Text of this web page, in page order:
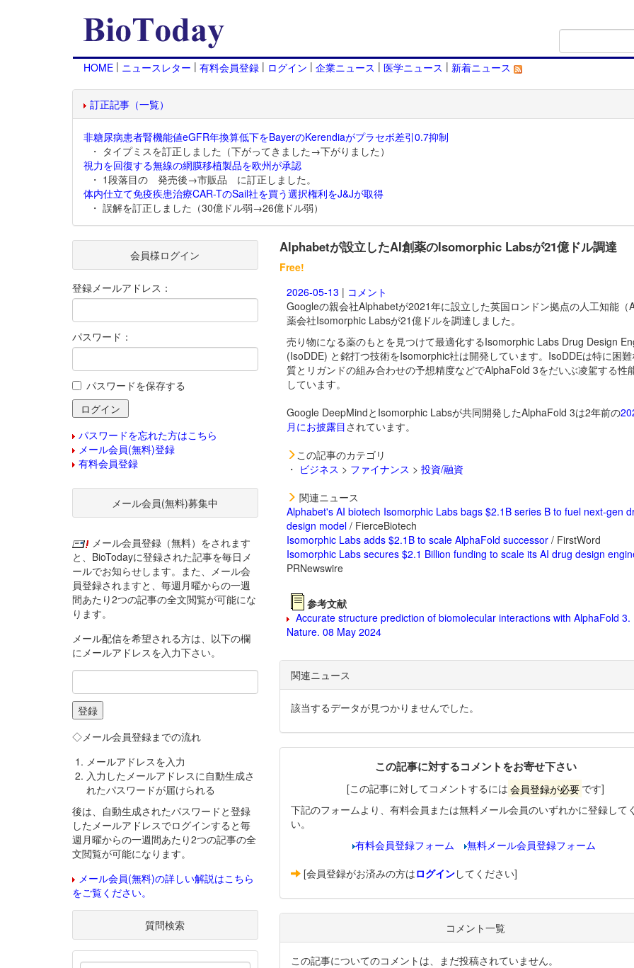
HOME | ニュースレター | 有料会員登録 | ログイン | 企業ニュース | 医学ニュース | 新着ニュース
訂正記事（一覧）
非糖尿病患者腎機能値eGFR年換算低下をBayerのKerendiaがプラセボ差引0.7抑制
・ タイプミスを訂正しました（下がってきました→下がりました）
視力を回復する無線の網膜移植製品を欧州が承認
・ 1段落目の 発売後→市販品 に訂正しました。
体内仕立て免疫疾患治療CAR-TのSail社を買う選択権利をJ&Jが取得
・ 誤解を訂正しました（30億ドル弱→26億ドル弱）
Alphabetが設立したAI創薬のIsomorphic Labsが21億ドル調達
Free!
2026-05-13 | コメント
Googleの親会社Alphabetが2021年に設立した英国ロンドン拠点の人工知能（
薬会社Isomorphic Labsが21億ドルを調達しました。
売り物になる薬のもとを見つけて最適化するIsomorphic Labs Drug Design
(IsoDDE) と銘打つ技術をIsomorphic社は開発しています。IsoDDEは特に困
質とリガンドの組み合わせの予想精度などでAlphaFold 3をだいぶ凌駕する性
しています。
Google DeepMindとIsomorphic Labsが共同開発したAlphaFold 3は2年前の
月にお披露目されています。
この記事のカテゴリ
・ ビジネス > ファイナンス > 投資/融資
関連ニュース
Alphabet's AI biotech Isomorphic Labs bags $2.1B series B to fuel next-gen
design model/ FierceBiotech
Isomorphic Labs adds $2.1B to scale AlphaFold successor/ FirstWord
Isomorphic Labs secures $2.1 Billion funding to scale its AI drug design
PRNewswire
参考文献
Accurate structure prediction of biomolecular interactions with AlphaFold 3.
Nature. 08 May 2024
関連ニュース
該当するデータが見つかりませんでした。
この記事に対するコメントをお寄せ下さい
[この記事に対してコメントするには 会員登録が必要 です]
下記のフォームより、有料会員または無料メール会員のいずれかに登録して
い。
有料会員登録フォーム
無料メール会員登録フォーム
[会員登録がお済みの方はログインしてください]
コメント一覧
この記事についてのコメントは、まだ投稿されていません。
会員様ログイン
登録メールアドレス：
パスワード：
パスワードを保存する
パスワードを忘れた方はこちら
メール会員(無料)登録
有料会員登録
メール会員(無料)募集中
メール会員登録（無料）をされます
と、BioTodayに登録された記事を毎日メ
ールでお知らせします。また、メール会
員登録されますと、毎週月曜からの一週
間あたり2つの記事の全文閲覧が可能にな
ります。
メール配信を希望される方は、以下の欄
にメールアドレスを入力下さい。
◇メール会員登録までの流れ
メールアドレスを入力
入力したメールアドレスに自動生成さ
れたパスワードが届けられる
後は、自動生成されたパスワードと登録
したメールアドレスでログインすると毎
週月曜からの一週間あたり2つの記事の全
文閲覧が可能になります。
メール会員(無料)の詳しい解説はこちら
をご覧ください。
質問検索